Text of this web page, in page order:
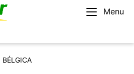
Menu
BÉLGICA